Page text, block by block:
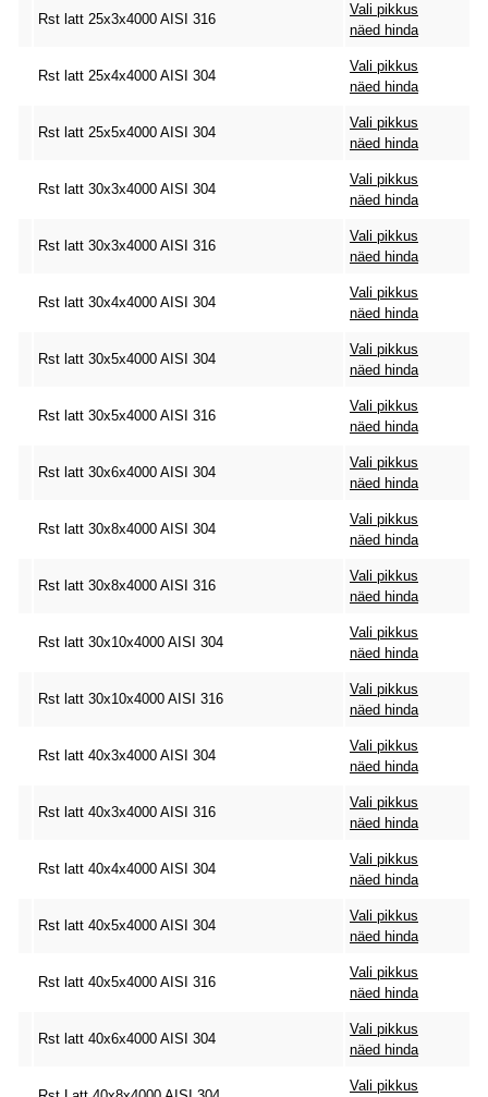
Rst latt 25x3x4000 AISI 316
Vali pikkus
näed hinda
Rst latt 25x4x4000 AISI 304
Vali pikkus
näed hinda
Rst latt 25x5x4000 AISI 304
Vali pikkus
näed hinda
Rst latt 30x3x4000 AISI 304
Vali pikkus
näed hinda
Rst latt 30x3x4000 AISI 316
Vali pikkus
näed hinda
Rst latt 30x4x4000 AISI 304
Vali pikkus
näed hinda
Rst latt 30x5x4000 AISI 304
Vali pikkus
näed hinda
Rst latt 30x5x4000 AISI 316
Vali pikkus
näed hinda
Rst latt 30x6x4000 AISI 304
Vali pikkus
näed hinda
Rst latt 30x8x4000 AISI 304
Vali pikkus
näed hinda
Rst latt 30x8x4000 AISI 316
Vali pikkus
näed hinda
Rst latt 30x10x4000 AISI 304
Vali pikkus
näed hinda
Rst latt 30x10x4000 AISI 316
Vali pikkus
näed hinda
Rst latt 40x3x4000 AISI 304
Vali pikkus
näed hinda
Rst latt 40x3x4000 AISI 316
Vali pikkus
näed hinda
Rst latt 40x4x4000 AISI 304
Vali pikkus
näed hinda
Rst latt 40x5x4000 AISI 304
Vali pikkus
näed hinda
Rst latt 40x5x4000 AISI 316
Vali pikkus
näed hinda
Rst latt 40x6x4000 AISI 304
Vali pikkus
näed hinda
Vali pikkus